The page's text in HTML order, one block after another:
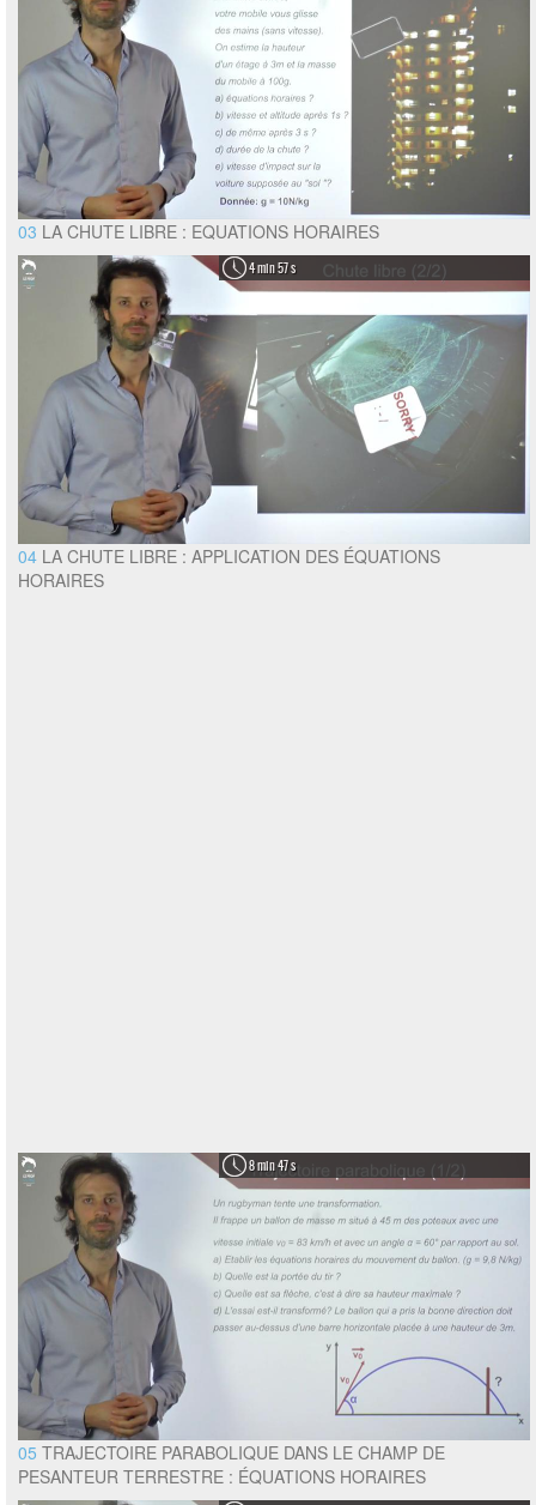
03 LA CHUTE LIBRE : EQUATIONS HORAIRES
4 min 57 s
04 LA CHUTE LIBRE : APPLICATION DES ÉQUATIONS
HORAIRES
8 min 47 s
05 TRAJECTOIRE PARABOLIQUE DANS LE CHAMP DE
PESANTEUR TERRESTRE : ÉQUATIONS HORAIRES